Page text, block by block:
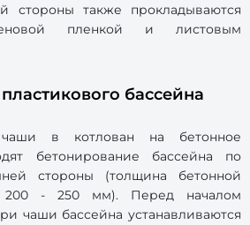
стороны также прокладываются
пленкой и листовым
бассейна
в котлован на бетонное
бетонирование бассейна по
стороны (толщина бетонной
200 - 250 мм). Перед началом
чаши бассейна устанавливаются